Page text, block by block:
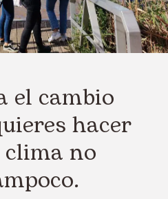
el cambio
hacer
clima no